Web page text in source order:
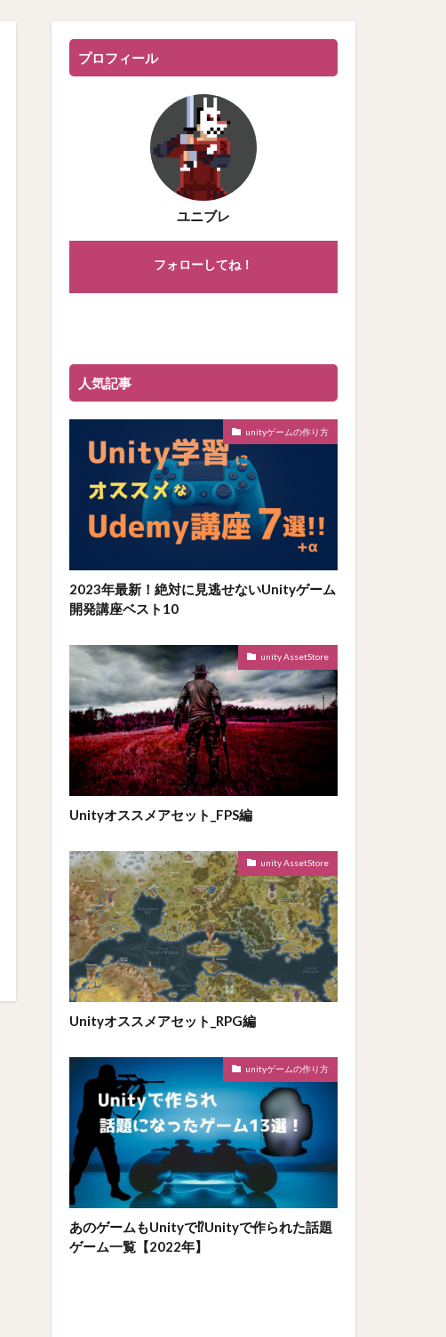
プロフィール
ユニブレ
フォローしてね！
人気記事
unityゲームの作り方
2023年最新！絶対に見逃せないUnityゲーム
開発講座ベスト10
unity AssetStore
Unityオススメアセット_FPS編
unity AssetStore
Unityオススメアセット_RPG編
unityゲームの作り方
あのゲームもUnityで⁉Unityで作られた話題
ゲーム一覧【2022年】